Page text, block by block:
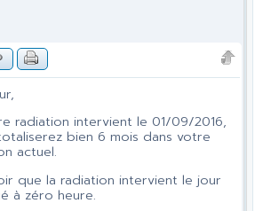
radiation intervient le 01/09/2016,
bien 6 mois dans votre
actuel.
que la radiation intervient le jour
à zéro heure.